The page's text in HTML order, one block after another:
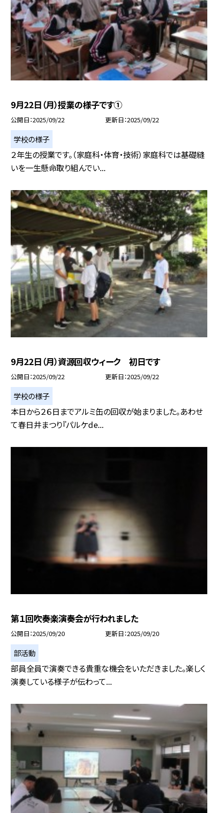
9月22日（月）授業の様子です①
公開日 2025/09/22 更新日 2025/09/22
学校の様子
２年生の授業です。（家庭科・体育・技術）家庭科では基礎縫
いを一生懸命取り組んでい...
9月22日（月）資源回収ウィーク 初日です
公開日 2025/09/22 更新日 2025/09/22
学校の様子
本日から２６日までアルミ缶の回収が始まりました。あわせ
て春日井まつり『パルケde...
第１回吹奏楽演奏会が行われました
公開日 2025/09/20 更新日 2025/09/20
部活動
部員全員で演奏できる貴重な機会をいただきました。楽しく
演奏している様子が伝わって...